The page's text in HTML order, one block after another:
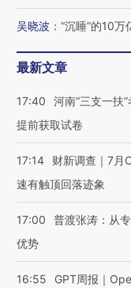
吴晓波 ： “沉睡”的10万
最新文章
17:40
河南“三支一扶
提前获取试卷
17:14
财新调查｜7月
速有触顶回落迹象
17:00
普渡张涛：从
优势
16:55
GPT周报｜